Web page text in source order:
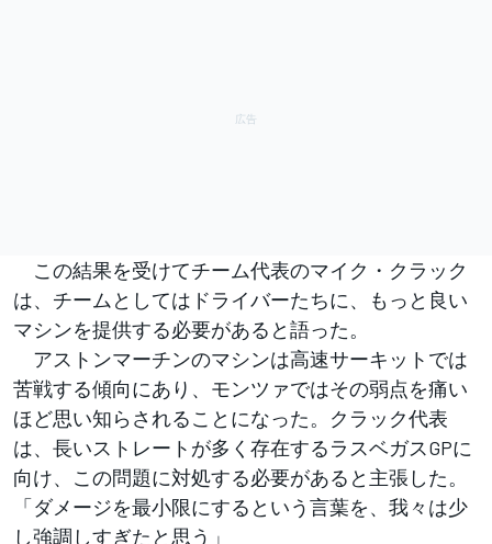
この結果を受けてチーム代表のマイク・クラック
は、チームとしてはドライバーたちに、もっと良い
マシンを提供する必要があると語った。
アストンマーチンのマシンは高速サーキットでは
苦戦する傾向にあり、モンツァではその弱点を痛い
ほど思い知らされることになった。クラック代表
は、長いストレートが多く存在するラスベガスGPに
向け、この問題に対処する必要があると主張した。
「ダメージを最小限にするという言葉を、我々は少
し強調しすぎたと思う」